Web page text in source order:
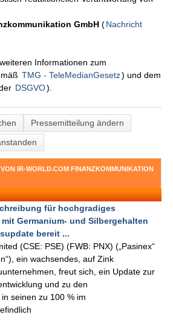
GmbH (Nachricht
Informationen zum
TMG - TeleMedianGesetz) und dem
DSGVO).
Pressemitteilung ändern
IR-WORLD.COM FINANZKOMMUNIKATION
für hochgradiges
Germanium- und Silbergehalten
bereit ...
(CSE: PSE) (FWB: PNX) („Pasinex“
ein wachsendes, auf Zink
freut sich, ein Update zur
und zu den
seinen zu 100 % im